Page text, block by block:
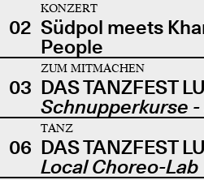
02
KONZERT
Südpol meets
People
03
ZUM MITMACHEN
DAS TANZFEST
Schnupperkurse
06
TANZ
DAS TANZFEST
Local Choreo-Lab